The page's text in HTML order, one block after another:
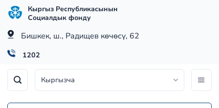
Skip
content
Кыргыз Республикасынын
Социалдык фонду
Бишкек, ш., Радищев көчөсү, 62
1202
Кыргызча